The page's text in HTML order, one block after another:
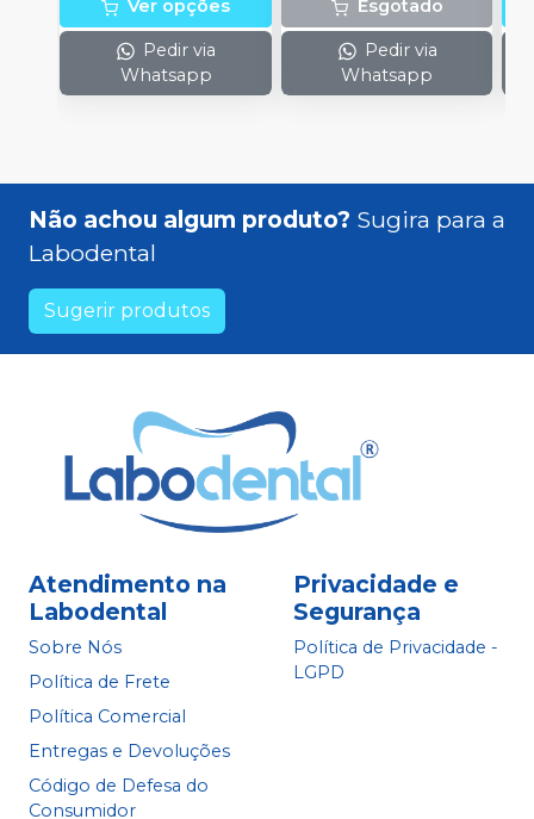
Ver opções
Pedir via
Whatsapp
Esgotado
Pedir via
Whatsapp
Não achou algum produto? Sugira para a
Labodental
Sugerir produtos
Atendimento na
Labodental
Sobre Nós
Política de Frete
Política Comercial
Entregas e Devoluções
Código de Defesa do
Consumidor
Privacidade e
Segurança
Política de Privacidade -
LGPD